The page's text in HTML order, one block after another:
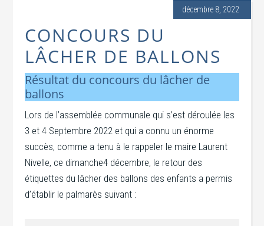
décembre 8, 2022
CONCOURS DU
LÂCHER DE BALLONS
Résultat du concours du lâcher de
ballons
Lors de l’assemblée communale qui s’est déroulée les
3 et 4 Septembre 2022 et qui a connu un énorme
succès, comme a tenu à le rappeler le maire Laurent
Nivelle, ce dimanche4 décembre, le retour des
étiquettes du lâcher des ballons des enfants a permis
d’établir le palmarès suivant :